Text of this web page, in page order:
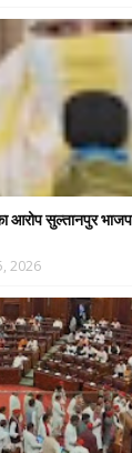
आरोप सुल्तानपुर
2026